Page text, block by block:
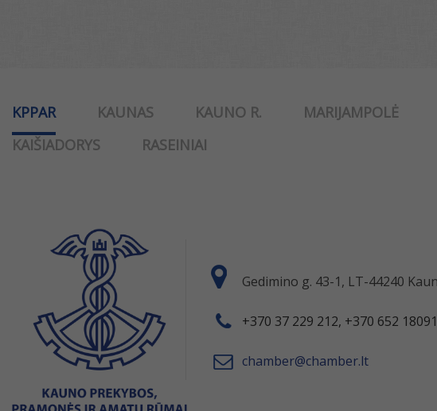
KPPAR KAUNAS KAUNO R. MARIJAMPOLĖ
KAIŠIADORYS
RASEINIAI
Gedimino g. 43-1, LT-44240
+370 37 229 212, +370 652 18091
chamber@chamber.lt